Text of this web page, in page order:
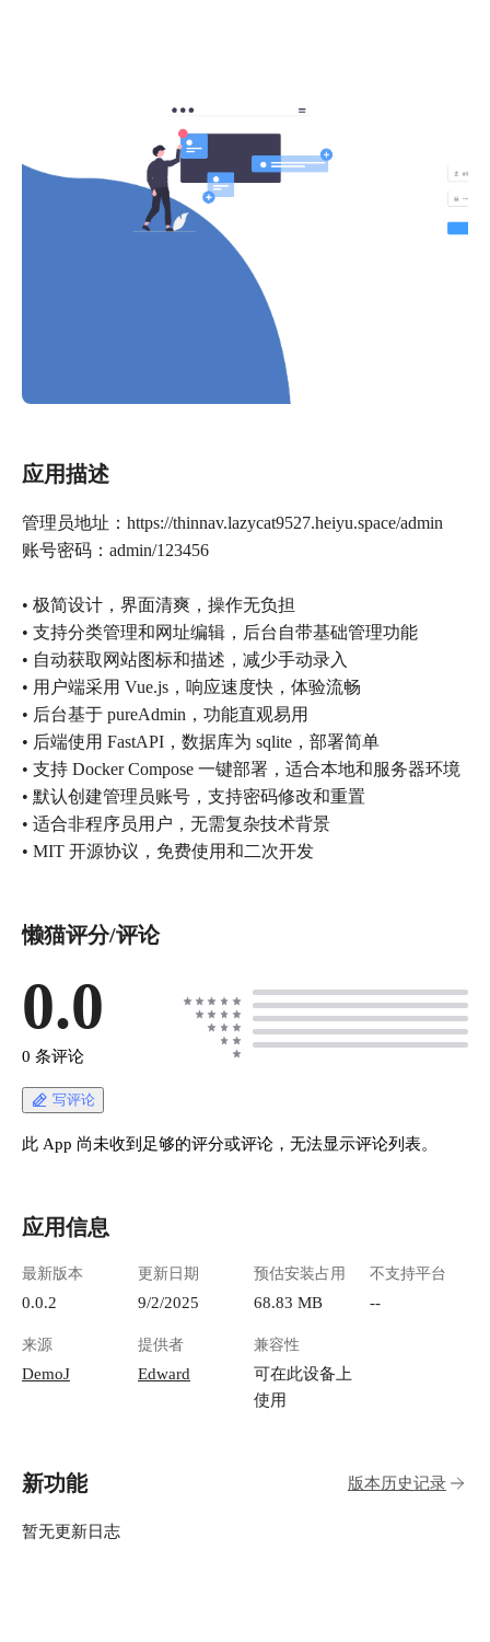
应用描述
管理员地址：https://thinnav.lazycat9527.heiyu.space/admin
账号密码：admin/123456
• 极简设计，界面清爽，操作无负担
• 支持分类管理和网址编辑，后台自带基础管理功能
• 自动获取网站图标和描述，减少手动录入
• 用户端采用 Vue.js，响应速度快，体验流畅
• 后台基于 pureAdmin，功能直观易用
• 后端使用 FastAPI，数据库为 sqlite，部署简单
• 支持 Docker Compose 一键部署，适合本地和服务器环境
• 默认创建管理员账号，支持密码修改和重置
• 适合非程序员用户，无需复杂技术背景
懒猫评分/评论
0.0
0 条评论
写评论
此 App 尚未收到足够的评分或评论，无法显示评论列表。
应用信息
最新版本
0.0.2
更新日期
9/2/2025
预估安装占用
68.83 MB
不支持平台
--
来源
DemoJ
提供者
Edward
兼容性
可在此设备上
使用
新功能 版本历史记录
暂无更新日志